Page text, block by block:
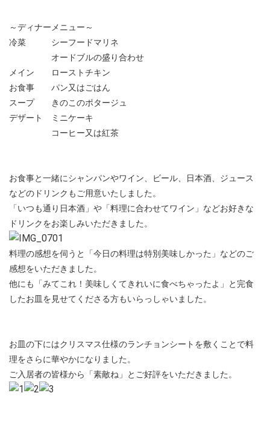
～ディナーメニュー～
冷菜 シーフードマリネ
オードブルの盛り合わせ
メイン ローストチキン
お食事 パン又はごはん
スープ きのこのポタージュ
デザート ミニケーキ
コーヒー又は紅茶
お食事と一緒にシャンパンやワイン、ビール、日本酒、ジュース
などのドリンクもご用意いたしました。
「いつも通り日本酒」や「料理に合わせてワイン」などお好きな
ドリンクをお楽しみいただきました。
料理の感想を伺うと「今日の料理は特別美味しかった」などのご
感想をいただきました。
他にも「みてこれ！美味しくてきれいに食べちゃったよ」と完食
したお皿を見せてくださる方もいらっしゃいました。
お皿の下にはクリスマス仕様のランチョンシートを敷くことで料
理をさらに華やかになりました。
ご入居者の皆様から「素敵ね」とご好評をいただきました。